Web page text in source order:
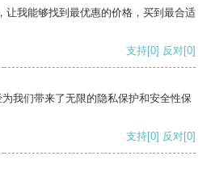
让我能够找到最优惠的价格，买到最合适
支持[0] 反对[0]
我们带来了无限的隐私保护和安全性保
支持[0] 反对[0]